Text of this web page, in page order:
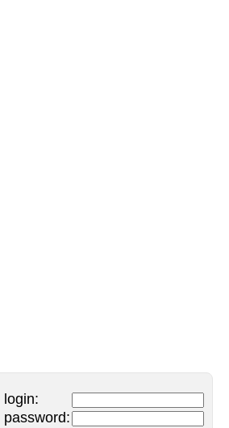
login:
password: